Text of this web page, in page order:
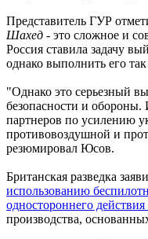
Представитель ГУР
Шахед - это сложное и
Россия ставила задачу
однако выполнить его
"Однако это серьезный
безопасности и
партнеров по усилению
противовоздушной и
резюмировал Юсов.
Британская разведка
использованию
одностороннего действия
производства,